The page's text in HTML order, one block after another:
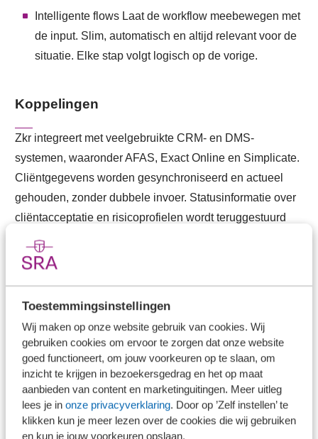
Toestemmingsinstellingen
Wij maken op onze website gebruik van cookies. Wij
gebruiken cookies om ervoor te zorgen dat onze website
goed functioneert, om jouw voorkeuren op te slaan, om
inzicht te krijgen in bezoekersgedrag en het op maat
aanbieden van content en marketinguitingen. Meer uitleg
lees je in onze privacyverklaring. Door op ’Zelf instellen’ te
klikken kun je meer lezen over de cookies die wij gebruiken
en kun je jouw voorkeuren opslaan.
Intelligente flows Laat de workflow meebewegen met
de input. Slim, automatisch en altijd relevant voor de
situatie. Elke stap volgt logisch op de vorige.
Koppelingen
Zkr integreert met veelgebruikte CRM- en DMS-
systemen, waaronder AFAS, Exact Online en Simplicate.
Cliëntgegevens worden gesynchroniseerd en actueel
gehouden, zonder dubbele invoer. Statusinformatie over
cliëntacceptatie en risicoprofielen wordt teruggestuurd
naar het CRM-systeem, zodat de informatie altijd op de
juiste plek beschikbaar is.
Overige info
PEP, sanctie en adverse media monitoring
Zkr voert automatisch PEP- en sanctiechecks uit en
monitort adverse media voor alle cliënten in de
portefeuille. Bij een relevante hit ontvangt je als kantoor
direct een signalering. Op deze manier worden